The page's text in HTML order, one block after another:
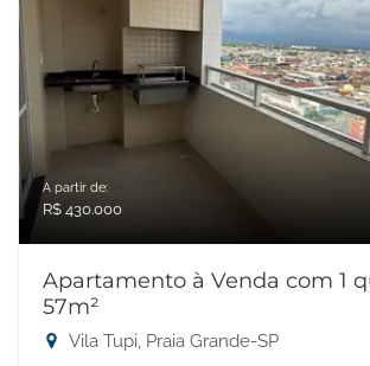
A partir de:
R$ 430.000
Apartamento à Venda com 1
57m²
Vila Tupi, Praia Grande-SP